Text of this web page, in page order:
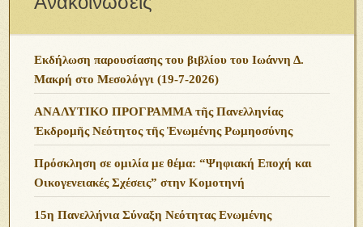
Εκδήλωση παρουσίασης του βιβλίου του Ιωάννη Δ.
Μακρή στο Μεσολόγγι (19-7-2026)
ΑΝΑΛΥΤΙΚΟ ΠΡΟΓΡΑΜΜΑ τῆς Πανελληνίας
Ἐκδρομῆς Νεότητος τῆς Ἑνωμένης Ρωμηοσύνης
Πρόσκληση σε ομιλία με θέμα: “Ψηφιακή Εποχή και
Οικογενειακές Σχέσεις” στην Κομοτηνή
15η Πανελλήνια Σύναξη Νεότητας Ενωμένης